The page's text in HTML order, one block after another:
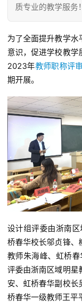
质专业的教学服务！
为了全面提升教学水
意识，促进学校教学
2023年教师职称评审
期开展。
设计组评委由浙南
桥春华校长邬贞锋、
教师朱海峰、虹桥
评委由浙南区域明星
安、虹桥春华副校长
桥春华一级教师王平